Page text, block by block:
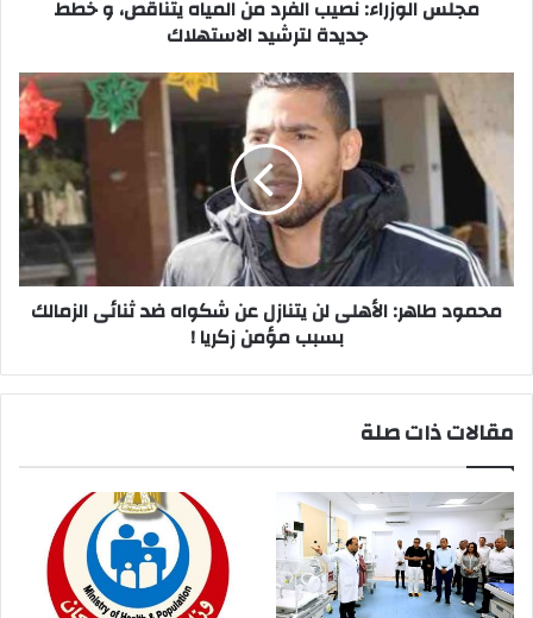
جديدةمجلس الوزراء: نصيب الفرد من المياه يتناقص، و خطط
جديدة لترشيد الاستهلاك
الأهلى
يتنازل
عن
شكواه
ضد
ثنائى
الزمالك
زكريا
محمود طاهر: الأهلى لن يتنازل عن شكواه ضد ثنائى الزمالك
بسبب مؤمن زكريا !
مقالات ذات صلة